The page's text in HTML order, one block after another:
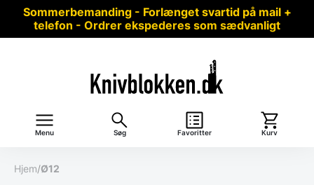
Sommerbemanding - Forlænget svartid på mail +
telefon - Ordrer ekspederes som sædvanligt
Menu Søg Favoritter Kurv
Hjem/Ø12